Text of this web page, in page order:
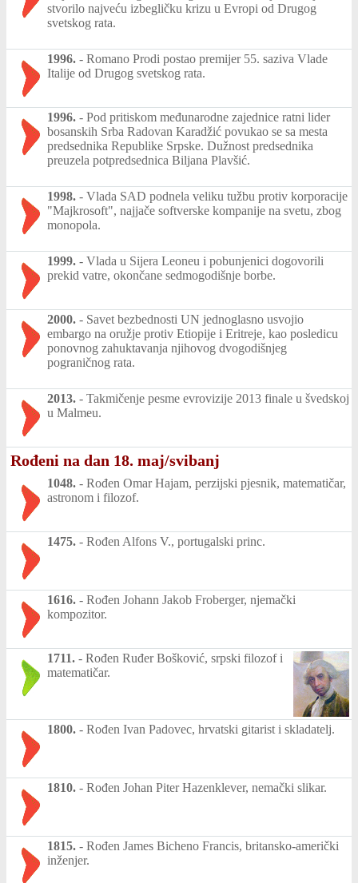
stvorilo najveću izbegličku krizu u Evropi od Drugog
svetskog rata.
1996. - Romano Prodi postao premijer 55. saziva Vlade
Italije od Drugog svetskog rata.
1996. - Pod pritiskom međunarodne zajednice ratni lider
bosanskih Srba Radovan Karadžić povukao se sa mesta
predsednika Republike Srpske. Dužnost predsednika
preuzela potpredsednica Biljana Plavšić.
1998. - Vlada SAD podnela veliku tužbu protiv korporacije
"Majkrosoft", najjače softverske kompanije na svetu, zbog
monopola.
1999. - Vlada u Sijera Leoneu i pobunjenici dogovorili
prekid vatre, okončane sedmogodišnje borbe.
2000. - Savet bezbednosti UN jednoglasno usvojio
embargo na oružje protiv Etiopije i Eritreje, kao posledicu
ponovnog zahuktavanja njihovog dvogodišnjeg
pograničnog rata.
2013. - Takmičenje pesme evrovizije 2013 finale u švedskoj
u Malmeu.
Rođeni na dan 18. maj/svibanj
1048. - Rođen Omar Hajam, perzijski pjesnik, matematičar,
astronom i filozof.
1475. - Rođen Alfons V., portugalski princ.
1616. - Rođen Johann Jakob Froberger, njemački
kompozitor.
1711. - Rođen Ruđer Bošković, srpski filozof i
matematičar.
1800. - Rođen Ivan Padovec, hrvatski gitarist i skladatelj.
1810. - Rođen Johan Piter Hazenklever, nemački slikar.
1815. - Rođen James Bicheno Francis, britansko-američki
inženjer.